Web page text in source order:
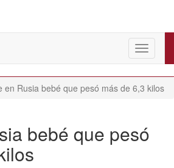
Toggle
en Rusia bebé que pesó más de 6,3 kilos
bebé que pesó